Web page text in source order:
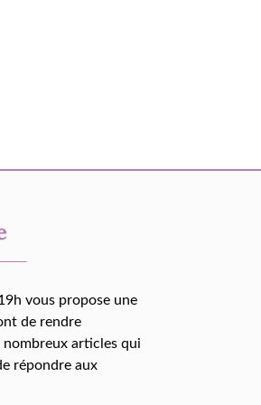
vous propose une
de rendre
nombreux articles qui
répondre aux